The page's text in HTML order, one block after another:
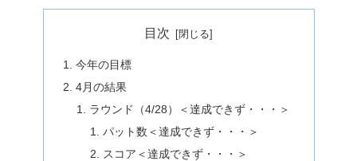
目次
今年の目標
4月の結果
ラウンド（4/28）＜達成できず・・・＞
パット数＜達成できず・・・＞
スコア＜達成できず・・・＞